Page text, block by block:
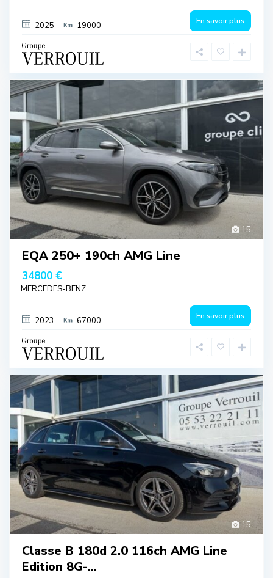
2025 19000 En savoir plus
15
EQA 250+ 190ch AMG Line
34800 €
MERCEDES-BENZ
2023 67000 En savoir plus
15
Classe B 180d 2.0 116ch AMG Line
Edition 8G-...